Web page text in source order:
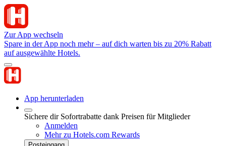
Zur App wechseln
Spare in der App noch mehr – auf dich warten bis zu 20% Rabatt
auf ausgewählte Hotels.
App herunterladen
Sichere dir Sofortrabatte dank Preisen für Mitglieder
Anmelden
Mehr zu Hotels.com Rewards